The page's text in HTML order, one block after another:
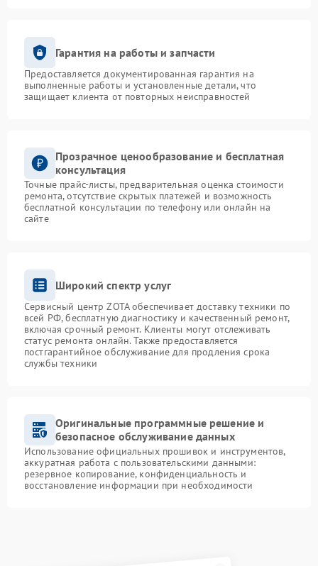
Сроки и поддержка клиентов
Большинство работ выполняется в кратчайшие
сроки при наличии комплектующих на складе.
Консультации доступны на всех этапах
обслуживания.
Полтавская улица, 15.
Гарантия на работы и запчасти
Предоставляется документированная гарантия на
выполненные работы и установленные детали, что
защищает клиента от повторных неисправностей
Прозрачное ценообразование и бесплатная
консультация
Точные прайс-листы, предварительная оценка стоимости
ремонта, отсутствие скрытых платежей и возможность
бесплатной консультации по телефону или онлайн на
сайте
Широкий спектр услуг
Сервисный центр ZOTA обеспечивает доставку техники по
всей РФ, бесплатную диагностику и качественный ремонт,
включая срочный ремонт. Клиенты могут отслеживать
статус ремонта онлайн. Также предоставляется
постгарантийное обслуживание для продления срока
службы техники
Оригинальные программные решение и
безопасное обслуживание данных
Использование официальных прошивок и инструментов,
аккуратная работа с пользовательскими данными:
резервное копирование, конфиденциальность и
восстановление информации при необходимости